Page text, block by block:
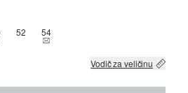
SIZE IS CURRENTLY OUT OF STOCK
52 54THIS SIZE IS CURRENTLY OUT OF
Vodič za veličinu